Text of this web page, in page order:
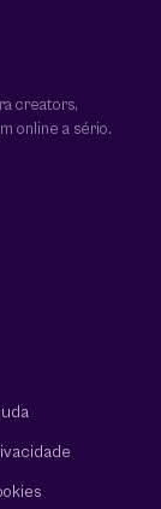
creators,
online a sério.